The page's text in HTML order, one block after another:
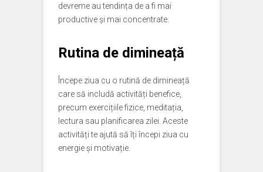
devreme au tendința de a fi mai
productive și mai concentrate.
Rutina de dimineață
Începe ziua cu o rutină de dimineață
care să includă activități benefice,
precum exercițiile fizice, meditația,
lectura sau planificarea zilei. Aceste
activități te ajută să îți începi ziua cu
energie și motivație.